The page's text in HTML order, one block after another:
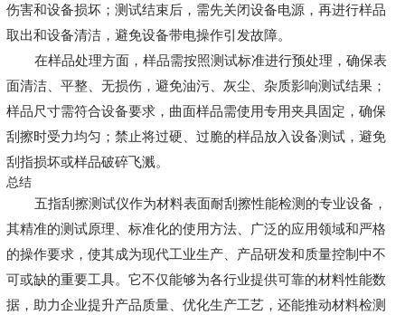
伤害和设备损坏；测试结束后，需先关闭设备电源，再进行样品
取出和设备清洁，避免设备带电操作引发故障。
在样品处理方面，样品需按照测试标准进行预处理，确保表
面清洁、平整、无损伤，避免油污、灰尘、杂质影响测试结果；
样品尺寸需符合设备要求，曲面样品需使用专用夹具固定，确保
刮擦时受力均匀；禁止将过硬、过脆的样品放入设备测试，避免
刮指损坏或样品破碎飞溅。
总结
五指刮擦测试仪作为材料表面耐刮擦性能检测的专业设备，
其精准的测试原理、标准化的使用方法、广泛的应用领域和严格
的操作要求，使其成为现代工业生产、产品研发和质量控制中不
可或缺的重要工具。它不仅能够为各行业提供可靠的材料性能数
据，助力企业提升产品质量、优化生产工艺，还能推动材料检测